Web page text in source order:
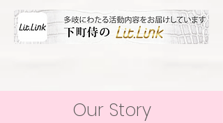
Our Story